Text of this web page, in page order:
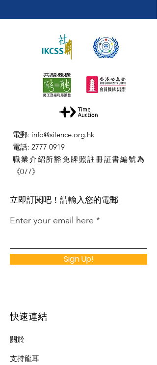
電郵: info@silence.org.hk
電話: 2777 0919
職業介紹所豁免牌照註冊証書編號為
《077》
​立即訂閱吧！請輸入您的電郵
Enter your email here
Sign Up!
快速連結
關於
支持龍耳